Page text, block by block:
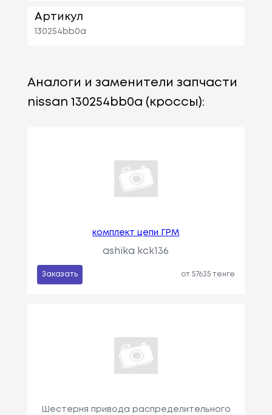
Артикул
130254bb0a
Аналоги и заменители запчасти
nissan 130254bb0a (кроссы):
комплект цепи ГРМ
ashika kck136
Заказать от 57635 тенге
Шестерня привода распределительного